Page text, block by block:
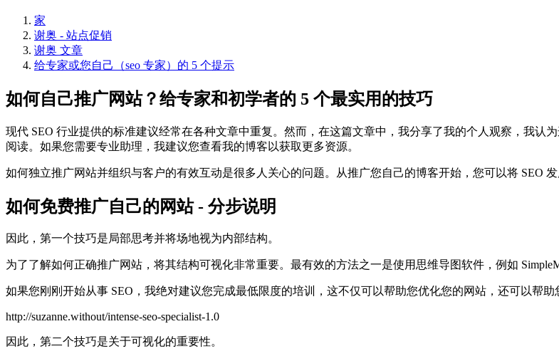
家
谢奥 - 站点促销
谢奥 文章
给专家或您自己（seo 专家）的 5 个提示
如何自己推广网站？给专家和初学者的 5 个最实用的技巧
现代 SEO 行业提供的标准建议经常在各种文章中重复。然而，在这篇文章中，我分享了我的个人观察，我认
阅读。如果您需要专业助理，我建议您查看我的博客以获取更多资源。
如何独立推广网站并组织与客户的有效互动是很多人关心的问题。从推广您自己的博客开始，您可以将 SEO 发
如何免费推广自己的网站 - 分步说明
因此，第一个技巧是局部思考并将场地视为内部结构。
为了了解如何正确推广网站，将其结构可视化非常重要。最有效的方法之一是使用思维导图软件，例如
如果您刚刚开始从事 SEO，我绝对建议您完成最低限度的培训，这不仅可以帮助您优化您的网站，还可以帮助
http://suzanne.without/intense-seo-specialist-1.0
因此，第二个技巧是关于可视化的重要性。